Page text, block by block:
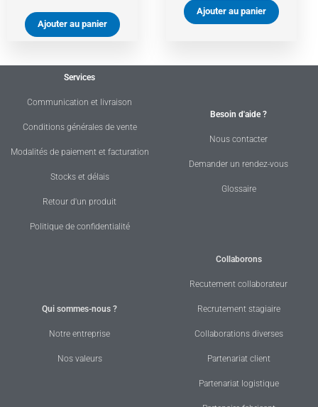
Ajouter au panier
Ajouter au panier
Services
Communication et livraison
Conditions générales de vente
Modalités de paiement et facturation
Stocks et délais
Retour d'un produit
Politique de confidentialité
Besoin d'aide ?
Nous contacter
Demander un rendez-vous
Glossaire
Qui sommes-nous ?
Notre entreprise
Nos valeurs
Collaborons
Recutement collaborateur
Recrutement stagiaire
Collaborations diverses
Partenariat client
Partenariat logistique